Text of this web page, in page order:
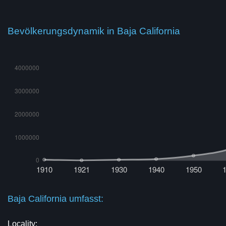
Bevölkerungsdynamik in Baja California
Baja California umfasst:
Locality: